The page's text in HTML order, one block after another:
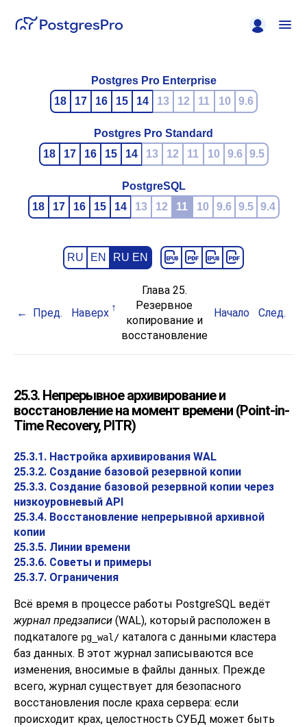
Postgres Pro Enterprise
18
17 16 15 14 13 12 11 10 9.6
Postgres Pro Standard
18
17 16 15 14 13 12 11 10 9.6 9.5
PostgreSQL
18
17 16 15 14 13 12 11 10 9.6 9.5 9.4
RU EN RU EN
Пред. Наверх
Глава 25.
Резервное
копирование и
восстановление
Начало След.
25.3. Непрерывное архивирование и
восстановление на момент времени (Point-in-
Time Recovery, PITR)
25.3.1. Настройка архивирования WAL
25.3.2. Создание базовой резервной копии
25.3.3. Создание базовой резервной копии через
низкоуровневый API
25.3.4. Восстановление непрерывной архивной
копии
25.3.5. Линии времени
25.3.6. Советы и примеры
25.3.7. Ограничения
Всё время в процессе работы PostgreSQL ведёт
журнал предзаписи (WAL), который расположен в
подкаталоге pg_wal/ каталога с данными кластера
баз данных. В этот журнал записываются все
изменения, вносимые в файлы данных. Прежде
всего, журнал существует для безопасного
восстановления после краха сервера: если
происходит крах, целостность СУБД может быть